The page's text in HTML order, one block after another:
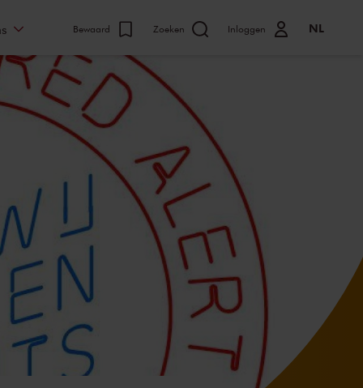
Bewaard Zoeken Inloggen NL